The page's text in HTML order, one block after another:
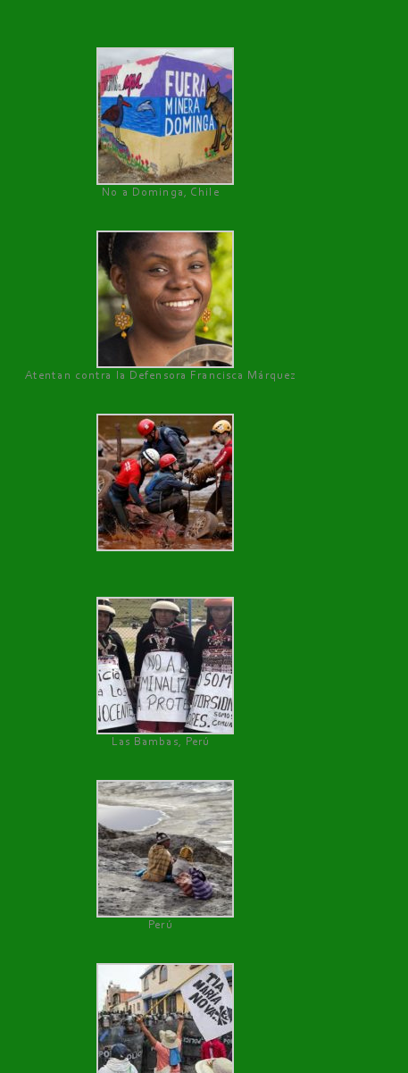
No a Dominga, Chile
Atentan contra la Defensora Francisca Márquez
Las Bambas, Perú
Perú